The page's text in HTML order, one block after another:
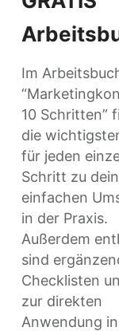
Im
10 Schritten”
die
für jeden
Schritt zu
einfachen
in der Praxis.
Außerdem
sind
Checklisten
zur direkten
Anwendung